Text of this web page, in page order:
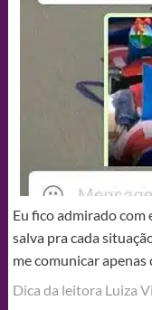
Eu fico admirado com
salva pra cada
me comunicar apenas
Dica da leitora Luiza